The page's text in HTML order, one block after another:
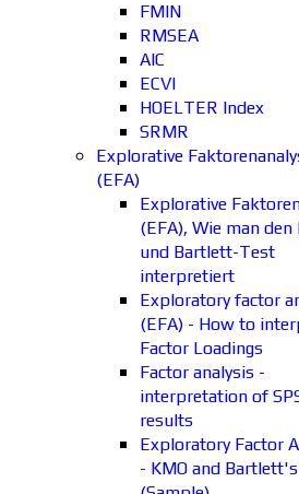
FMIN
RMSEA
AIC
ECVI
HOELTER Index
SRMR
Explorative
(EFA)
Explorative
(EFA), Wie man den
und Bartlett-Test
interpretiert
Exploratory factor
(EFA) - How to
Factor Loadings
Factor analysis -
interpretation of
results
Exploratory Factor
- KMO and